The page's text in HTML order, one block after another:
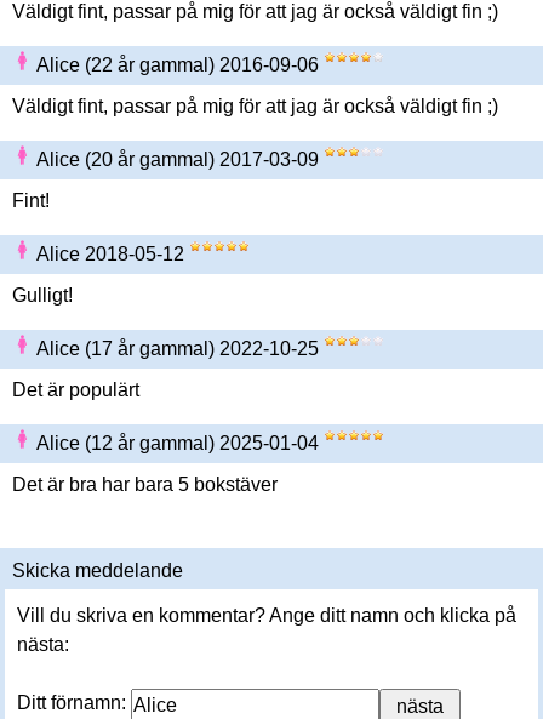
Väldigt fint, passar på mig för att jag är också väldigt fin ;)
Alice (22 år gammal) 2016-09-06
Väldigt fint, passar på mig för att jag är också väldigt fin ;)
Alice (20 år gammal) 2017-03-09
Fint!
Alice 2018-05-12
Gulligt!
Alice (17 år gammal) 2022-10-25
Det är populärt
Alice (12 år gammal) 2025-01-04
Det är bra har bara 5 bokstäver
Skicka meddelande
Vill du skriva en kommentar? Ange ditt namn och klicka på
nästa:
Ditt förnamn: